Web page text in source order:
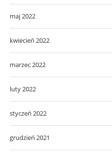
maj 2022
kwiecień 2022
marzec 2022
luty 2022
styczeń 2022
grudzień 2021